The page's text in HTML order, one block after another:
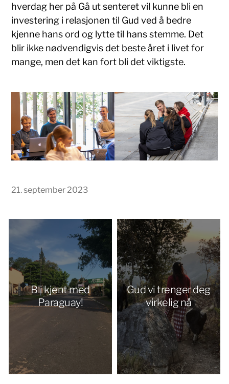
hverdag her på Gå ut senteret vil kunne bli en
investering i relasjonen til Gud ved å bedre
kjenne hans ord og lytte til hans stemme. Det
blir ikke nødvendigvis det beste året i livet for
mange, men det kan fort bli det viktigste.
21. september 2023
Bli kjent med
Paraguay!
Gud vi trenger deg
virkelig nå